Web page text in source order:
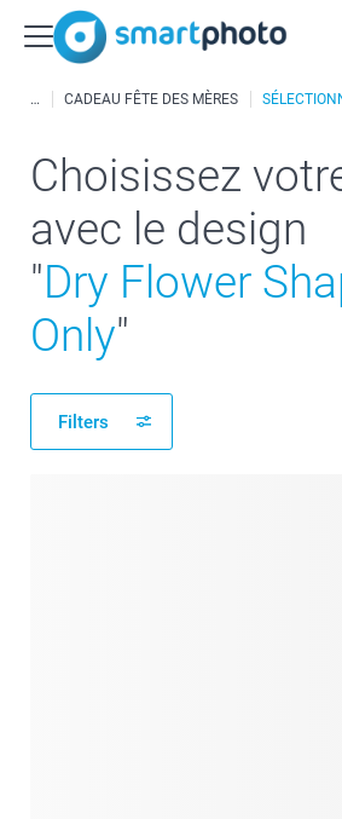
CADEAU FÊTE DES MÈRES
Choisissez
avec le design
"Dry Flower
Only"
Filters